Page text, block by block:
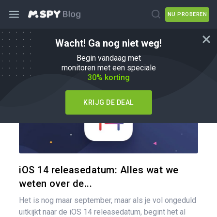
NU PROBEREN
Wacht! Ga nog niet weg!
Begin vandaag met
monitoren met een speciale
30% korting
KRIJG DE DEAL
Hoe
iOS 14 releasedatum: Alles wat we
weten over de...
Het is nog maar september, maar als je vol ongeduld
uitkijkt naar de iOS 14 releasedatum, begint het al